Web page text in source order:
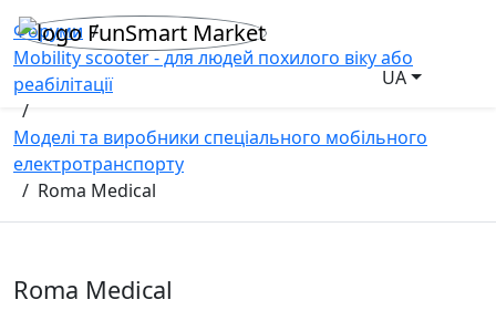
UA
Форуми /
Mobility scooter - для людей похилого віку або
реабілітації
/
Моделі та виробники спеціального мобільного
електротранспорту
/ Roma Medical
Roma Medical